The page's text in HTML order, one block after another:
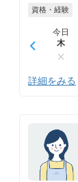
資格・経験
今日
木
詳細をみる